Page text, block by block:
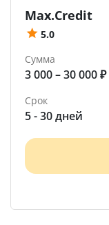
Max.Credit
5.0
Сумма
3 000 – 30 000 ₽
Срок
5 - 30 дней